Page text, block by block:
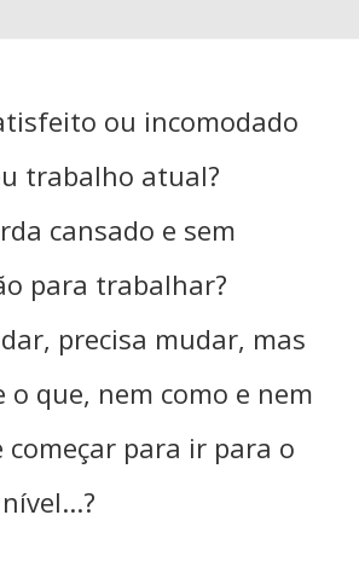
ou incomodado
trabalho atual?
cansado e sem
para trabalhar?
precisa mudar, mas
o que, nem como e nem
começar para ir para o